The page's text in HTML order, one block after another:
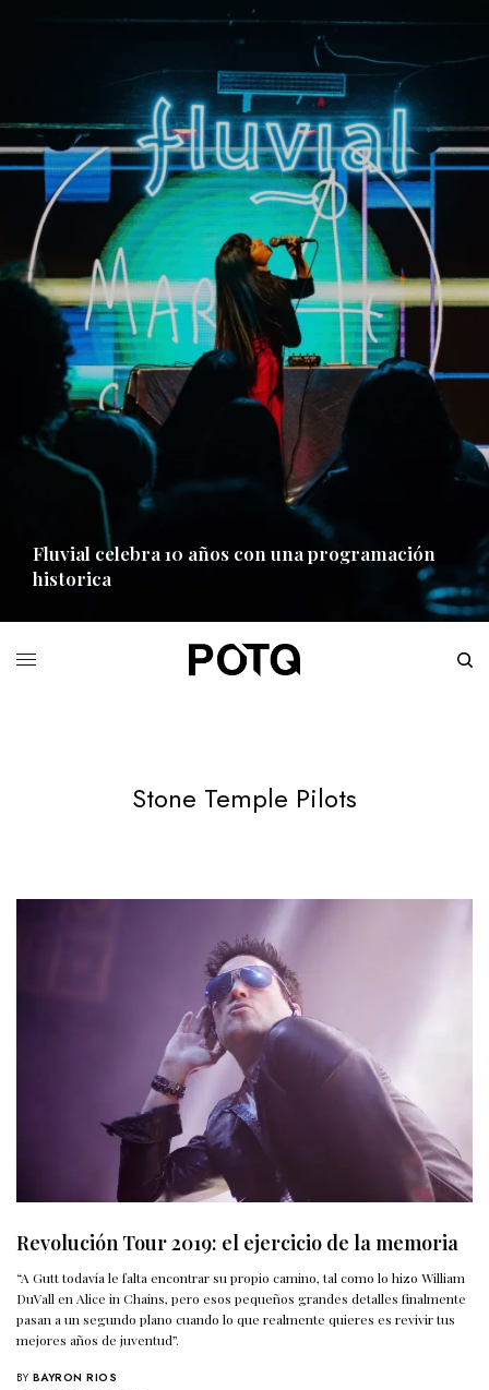
Fluvial celebra 10 años con una programación
historica
Stone Temple Pilots
Revolución Tour 2019: el ejercicio de la memoria
“A Gutt todavía le falta encontrar su propio camino, tal como lo hizo William
DuVall en Alice in Chains, pero esos pequeños grandes detalles finalmente
pasan a un segundo plano cuando lo que realmente quieres es revivir tus
mejores años de juventud”.
BY BAYRON RIOS